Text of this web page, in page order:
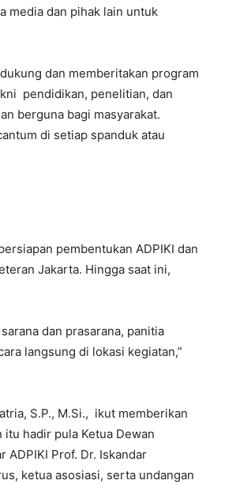
media dan pihak lain untuk
dan memberitakan program
pendidikan, penelitian, dan
berguna bagi masyarakat.
di setiap spanduk atau
pembentukan ADPIKI dan
Jakarta. Hingga saat ini,
dan prasarana, panitia
langsung di lokasi kegiatan,”
S.P., M.Si., ikut memberikan
hadir pula Ketua Dewan
ADPIKI Prof. Dr. Iskandar
ketua asosiasi, serta undangan